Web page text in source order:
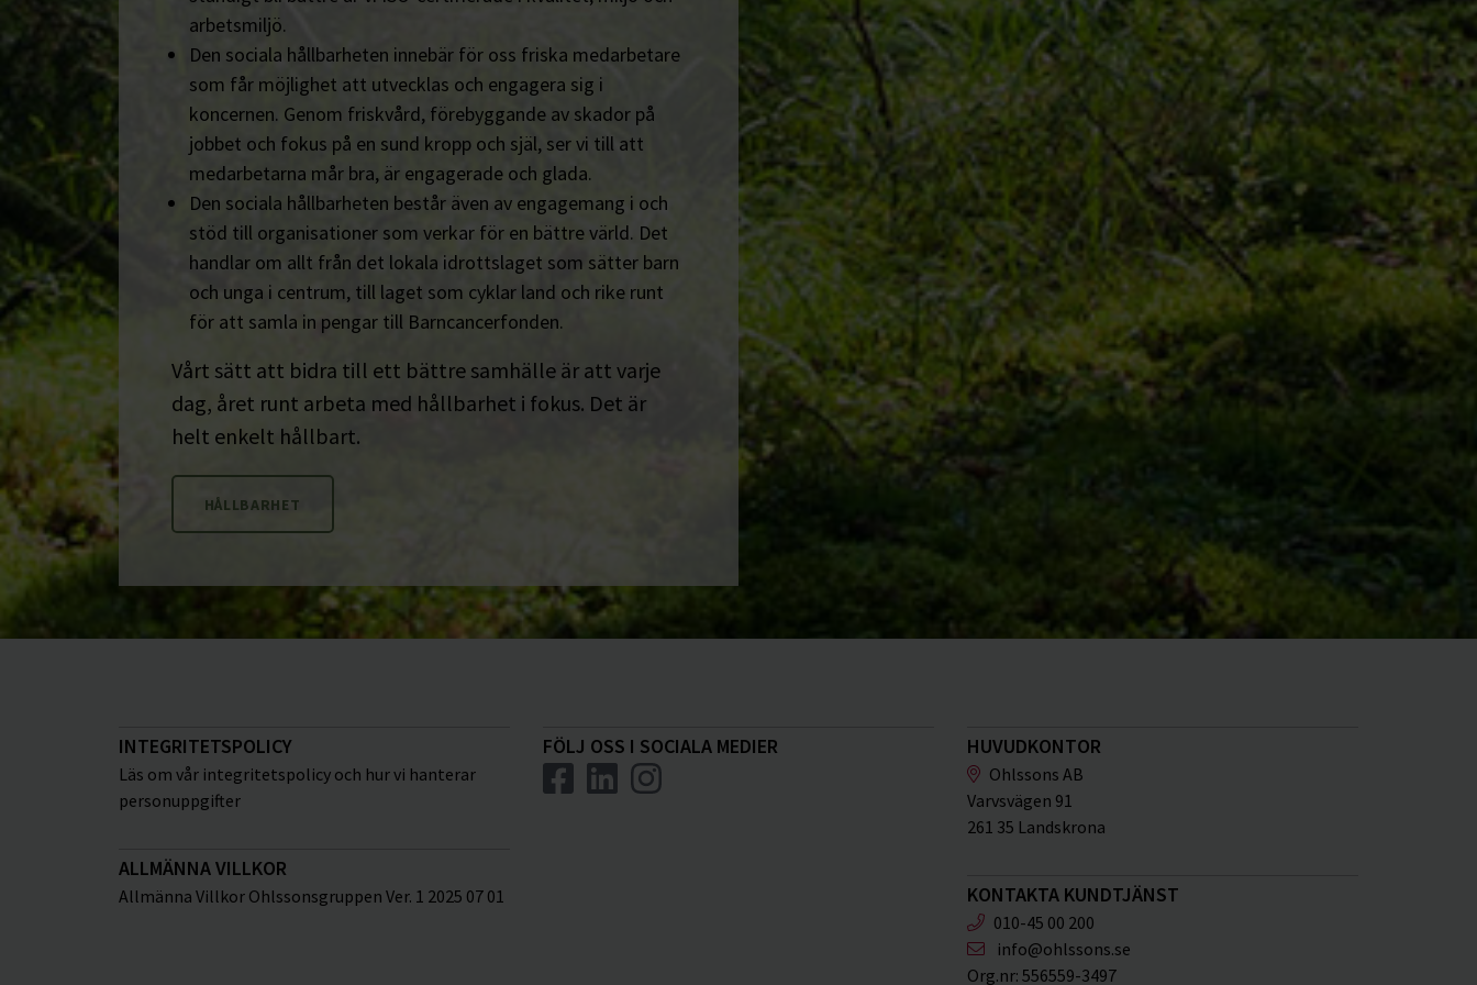
arbetsmiljö.
Den sociala hållbarheten innebär för oss friska medarbetare
som får möjlighet att utvecklas och engagera sig i
koncernen. Genom friskvård, förebyggande av skador på
jobbet och fokus på en sund kropp och själ, ser vi till att
medarbetarna mår bra, är engagerade och glada.
Den sociala hållbarheten består även av engagemang i och
stöd till organisationer som verkar för en bättre värld. Det
handlar om allt från det lokala idrottslaget som sätter barn
och unga i centrum, till laget som cyklar land och rike runt
för att samla in pengar till Barncancerfonden.
Vårt sätt att bidra till ett bättre samhälle är att varje
dag, året runt arbeta med hållbarhet i fokus. Det är
helt enkelt hållbart.
HÅLLBARHET
INTEGRITETSPOLICY
Läs om vår integritetspolicy och hur vi hanterar
personuppgifter
ALLMÄNNA VILLKOR
Allmänna Villkor Ohlssonsgruppen Ver. 1 2025 07 01
FÖLJ OSS I SOCIALA MEDIER HUVUDKONTOR
Ohlssons AB
Varvsvägen 91
261 35 Landskrona
KONTAKTA KUNDTJÄNST
010-45 00 200
info@ohlssons.se
Org.nr: 556559-3497